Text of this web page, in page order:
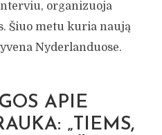
organizuoja
Šiuo metu kuria naują
Nyderlanduose.
APIE
„TIEMS,